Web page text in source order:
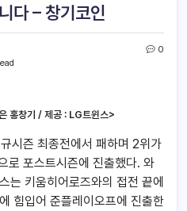
다 – 창기코인
0
홍창기 / 제공 : LG트윈스>
시즌 최종전에서 패하며 2위가
로 포스트시즌에 진출했다. 와
는 키움히어로즈와의 접전 끝에
힘입어 준플레이오프에 진출한